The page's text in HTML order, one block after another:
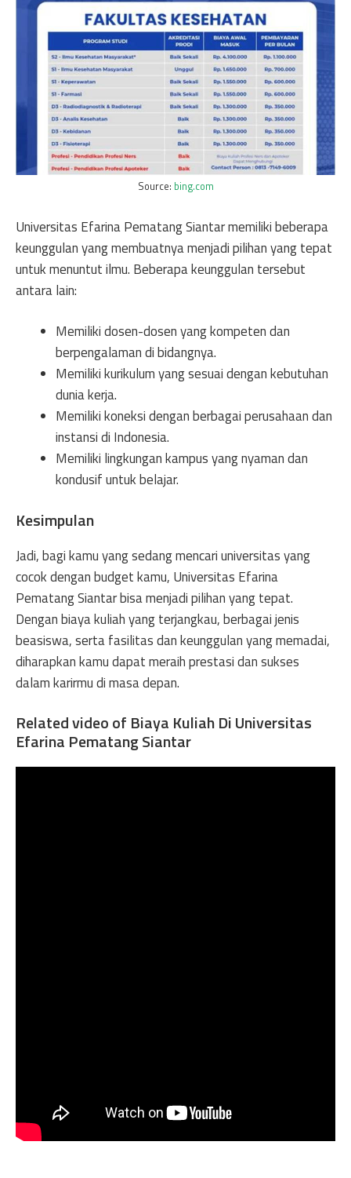
Source: bing.com
Universitas Efarina Pematang Siantar memiliki beberapa
keunggulan yang membuatnya menjadi pilihan yang tepat
untuk menuntut ilmu. Beberapa keunggulan tersebut
antara lain:
Memiliki dosen-dosen yang kompeten dan
berpengalaman di bidangnya.
Memiliki kurikulum yang sesuai dengan kebutuhan
dunia kerja.
Memiliki koneksi dengan berbagai perusahaan dan
instansi di Indonesia.
Memiliki lingkungan kampus yang nyaman dan
kondusif untuk belajar.
Kesimpulan
Jadi, bagi kamu yang sedang mencari universitas yang
cocok dengan budget kamu, Universitas Efarina
Pematang Siantar bisa menjadi pilihan yang tepat.
Dengan biaya kuliah yang terjangkau, berbagai jenis
beasiswa, serta fasilitas dan keunggulan yang memadai,
diharapkan kamu dapat meraih prestasi dan sukses
dalam karirmu di masa depan.
Related video of Biaya Kuliah Di Universitas
Efarina Pematang Siantar